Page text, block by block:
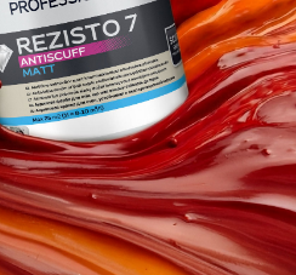
PRODUKTO APRAŠYMAS
Juostos išmatavimai: 18cm x 20m.